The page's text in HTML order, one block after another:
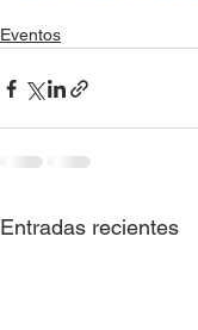
Eventos
Entradas recientes